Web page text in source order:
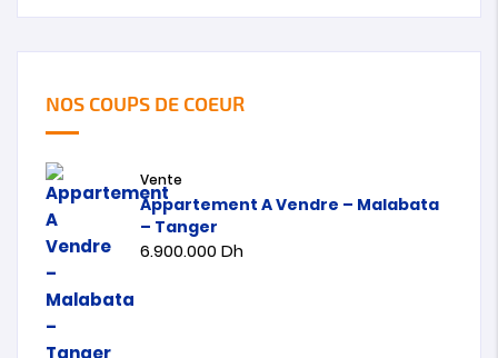
NOS COUPS DE COEUR
Vente
Appartement A Vendre – Malabata
– Tanger
6.900.000 Dh